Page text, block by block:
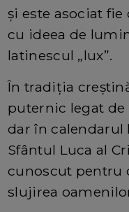
și este asociat
cu ideea de
latinescul „lux”.
În tradiția
puternic legat de
dar în calendarul
Sfântul Luca al
cunoscut pentru
slujirea